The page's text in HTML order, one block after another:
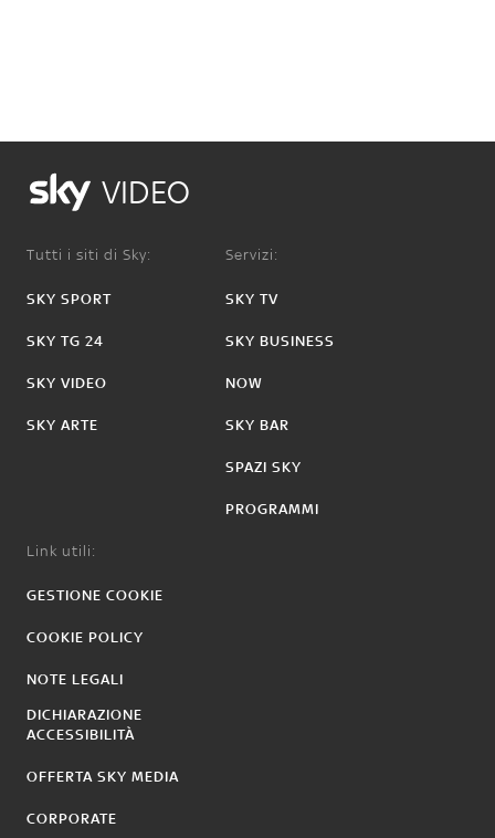
VIDEO
Tutti i siti di Sky:
SKY SPORT
SKY TG 24
SKY VIDEO
SKY ARTE
Servizi:
SKY TV
SKY BUSINESS
NOW
SKY BAR
SPAZI SKY
PROGRAMMI
Link utili:
GESTIONE COOKIE
COOKIE POLICY
NOTE LEGALI
DICHIARAZIONE
ACCESSIBILITÀ
OFFERTA SKY MEDIA
CORPORATE